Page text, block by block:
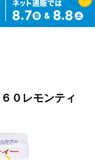
０レモンティ